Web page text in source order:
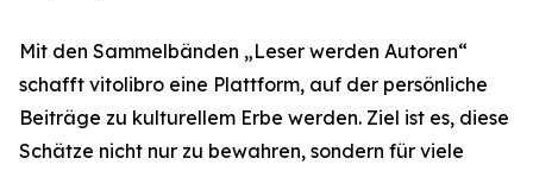
Mit den Sammelbänden „Leser werden Autoren“
schafft vitolibro eine Plattform, auf der persönliche
Beiträge zu kulturellem Erbe werden. Ziel ist es, diese
Schätze nicht nur zu bewahren, sondern für viele